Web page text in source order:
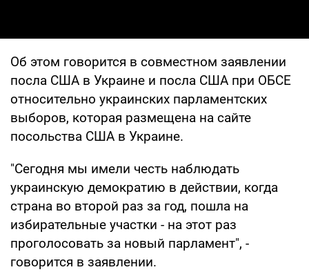
Об этом говорится в совместном заявлении
посла США в Украине и посла США при ОБСЕ
относительно украинских парламентских
выборов, которая размещена на сайте
посольства США в Украине.
"Сегодня мы имели честь наблюдать
украинскую демократию в действии, когда
страна во второй раз за год, пошла на
избирательные участки - на этот раз
проголосовать за новый парламент", -
говорится в заявлении.